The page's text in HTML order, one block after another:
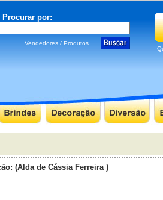
Procurar por:
Vendedores / Produtos
(Alda de Cássia Ferreira )